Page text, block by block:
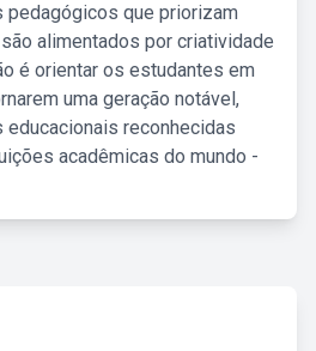
pedagógicos que priorizam
alimentados por criatividade
é orientar os estudantes em
uma geração notável,
reconhecidas
acadêmicas do mundo -